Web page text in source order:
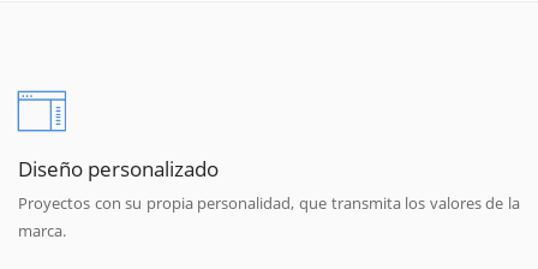
Diseño personalizado
Proyectos con su propia personalidad, que transmita los valores de la
marca.